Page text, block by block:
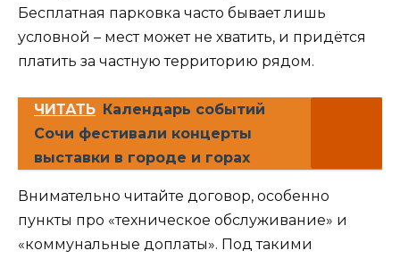
Бесплатная парковка часто бывает лишь
условной – мест может не хватить, и придётся
платить за частную территорию рядом.
ЧИТАТЬ Календарь событий
Сочи фестивали концерты
выставки в городе и горах
Внимательно читайте договор, особенно
пункты про «техническое обслуживание» и
«коммунальные доплаты». Под такими